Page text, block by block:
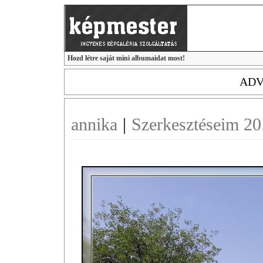
Hozd létre saját mini albumaidat most!
annika | Szerkesztéseim